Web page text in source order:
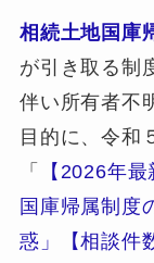
相続土地国庫
が引き取る制
伴い所有者不
目的に、令和
「
【2026年
国庫帰属制度
惑」【相談件